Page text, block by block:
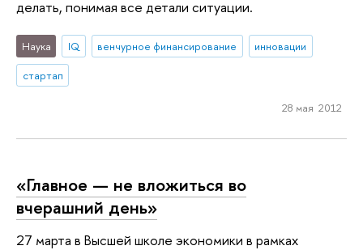
делать, понимая все детали ситуации.
Наука IQ венчурное финансирование
инновации
стартап
28 мая 2012
«Главное — не вложиться во
вчерашний день»
27 марта в Высшей школе экономики в рамках